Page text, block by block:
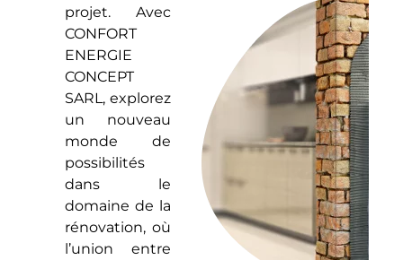
projet. Avec
CONFORT
ENERGIE
CONCEPT
SARL, explorez
un nouveau
monde de
possibilités
dans le
domaine de la
rénovation, où
l’union entre